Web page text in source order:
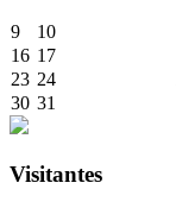
9 10
16 17
23 24
30 31
Visitantes